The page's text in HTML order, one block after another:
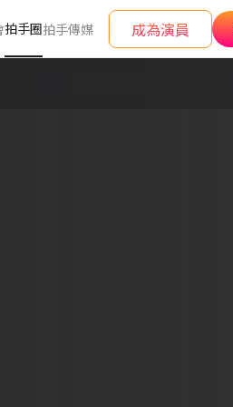
拍手圈拍手傳媒 成為演員